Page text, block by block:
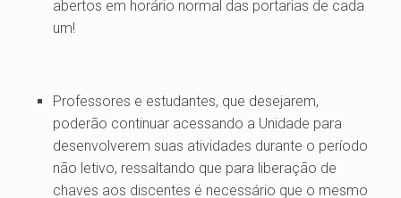
abertos em horário normal das portarias de cada
um!
Professores e estudantes, que desejarem,
poderão continuar acessando a Unidade para
desenvolverem suas atividades durante o período
não letivo, ressaltando que para liberação de
chaves aos discentes é necessário que o mesmo